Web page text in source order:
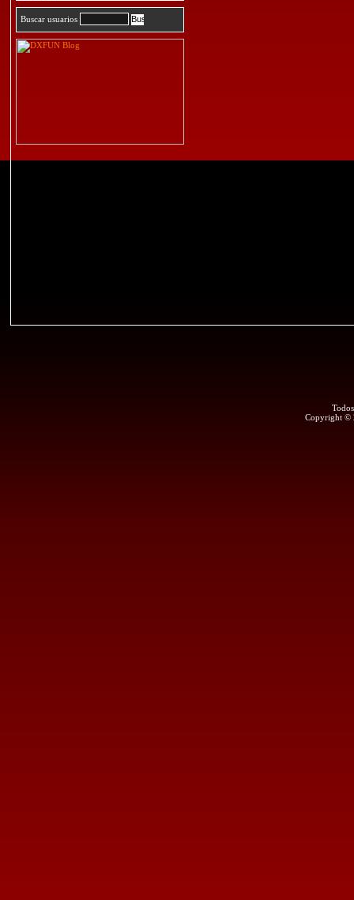
Buscar usuarios
Copyright ©